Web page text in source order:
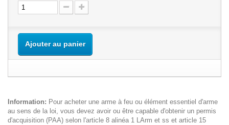
Ajouter au panier
Information: Pour acheter une arme à feu ou élément essentiel d'arme
au sens de la loi, vous devez avoir ou être capable d'obtenir un permis
d'acquisition (PAA) selon l'article 8 alinéa 1 LArm et ss et article 15